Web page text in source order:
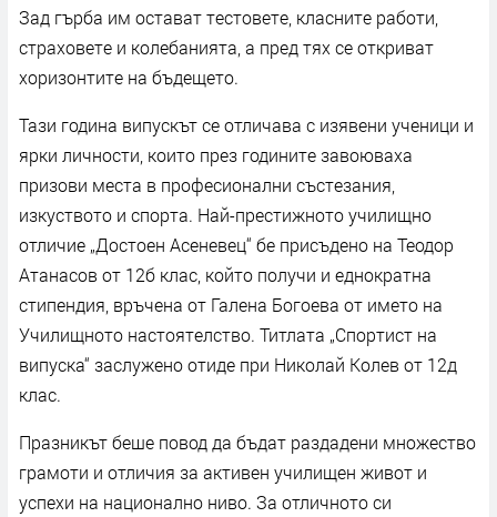
Зад гърба им остават тестовете, класните работи,
страховете и колебанията, а пред тях се откриват
хоризонтите на бъдещето.
Тази година випускът се отличава с изявени ученици и
ярки личности, които през годините завоюваха
призови места в професионални състезания,
изкуството и спорта. Най-престижното училищно
отличие „Достоен Асеневец“ бе присъдено на Теодор
Атанасов от 12б клас, който получи и еднократна
стипендия, връчена от Галена Богоева от името на
Училищното настоятелство. Титлата „Спортист на
випуска“ заслужено отиде при Николай Колев от 12д
клас.
Празникът беше повод да бъдат раздадени множество
грамоти и отличия за активен училищен живот и
успехи на национално ниво. За отличното си